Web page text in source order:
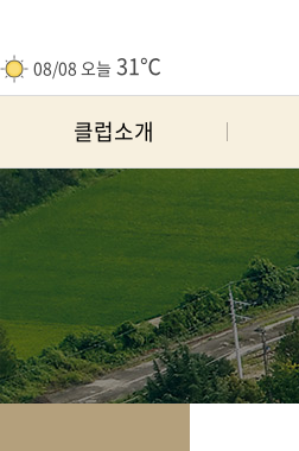
08/08 오늘 31℃
클럽소개